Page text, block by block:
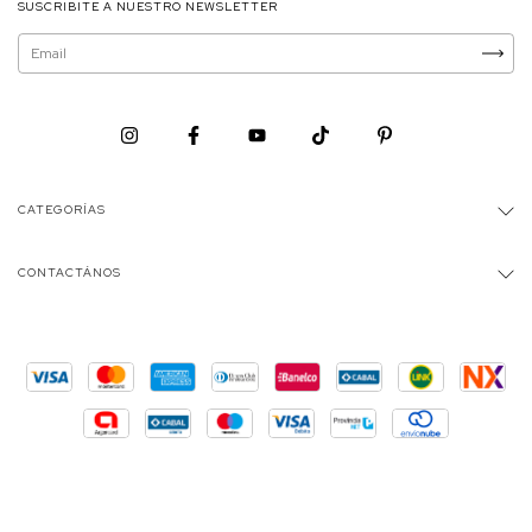
SUSCRIBITE A NUESTRO NEWSLETTER
CATEGORÍAS
CONTACTÁNOS